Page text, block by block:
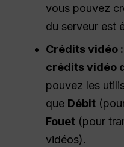
vous pouvez
du serveur est
Crédits vidéo :
crédits vidéo
pouvez les
que Débit
Fouet (pour
vidéos).